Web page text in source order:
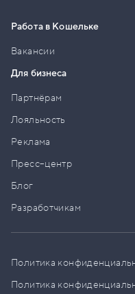
Работа в Кошельке
Вакансии
Для бизнеса
Партнёрам
Лояльность
Реклама
Пресс–центр
Блог
Разработчикам
Политика
Политика